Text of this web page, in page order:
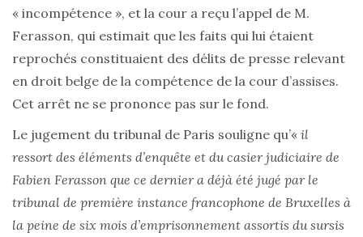
« incompétence », et la cour a reçu l’appel de M.
Ferasson, qui estimait que les faits qui lui étaient
reprochés constituaient des délits de presse relevant
en droit belge de la compétence de la cour d’assises.
Cet arrêt ne se prononce pas sur le fond.
Le jugement du tribunal de Paris souligne qu’« il
ressort des éléments d’enquête et du casier judiciaire de
Fabien Ferasson que ce dernier a déjà été jugé par le
tribunal de première instance francophone de Bruxelles à
la peine de six mois d’emprisonnement assortis du sursis